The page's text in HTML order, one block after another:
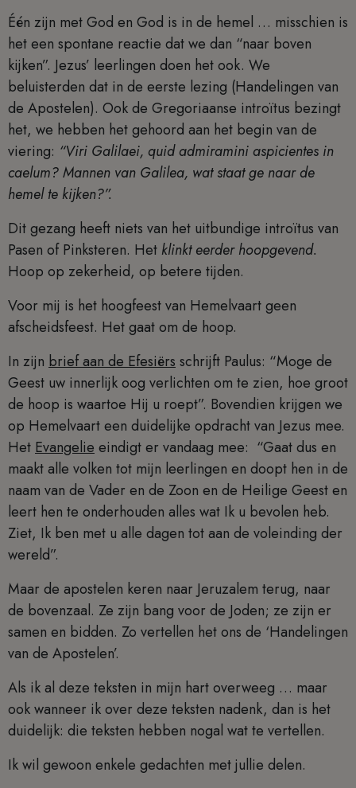
Één zijn met God en God is in de hemel … misschien is
het een spontane reactie dat we dan “naar boven
kijken”. Jezus’ leerlingen doen het ook. We
beluisterden dat in de eerste lezing (Handelingen van
de Apostelen). Ook de Gregoriaanse introïtus bezingt
het, we hebben het gehoord aan het begin van de
viering: “Viri Galilaei, quid admiramini aspicientes in
caelum? Mannen van Galilea, wat staat ge naar de
hemel te kijken?”.
Dit gezang heeft niets van het uitbundige introïtus van
Pasen of Pinksteren. Het klinkt eerder hoopgevend.
Hoop op zekerheid, op betere tijden.
Voor mij is het hoogfeest van Hemelvaart geen
afscheidsfeest. Het gaat om de hoop.
In zijn brief aan de Efesiërsschrijft Paulus: “Moge de
Geest uw innerlijk oog verlichten om te zien, hoe groot
de hoop is waartoe Hij u roept”. Bovendien krijgen we
op Hemelvaart een duidelijke opdracht van Jezus mee.
HetEvangelieeindigt er vandaag mee: “Gaat dus en
maakt alle volken tot mijn leerlingen en doopt hen in de
naam van de Vader en de Zoon en de Heilige Geest en
leert hen te onderhouden alles wat Ik u bevolen heb.
Ziet, Ik ben met u alle dagen tot aan de voleinding der
wereld”.
Maar de apostelen keren naar Jeruzalem terug, naar
de bovenzaal. Ze zijn bang voor de Joden; ze zijn er
samen en bidden. Zo vertellen het ons de ‘Handelingen
van de Apostelen’.
Als ik al deze teksten in mijn hart overweeg … maar
ook wanneer ik over deze teksten nadenk, dan is het
duidelijk: die teksten hebben nogal wat te vertellen.
Ik wil gewoon enkele gedachten met jullie delen.